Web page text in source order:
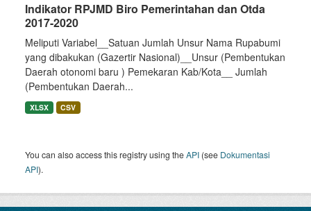
Indikator RPJMD Biro Pemerintahan dan Otda
2017-2020
Meliputi Variabel__Satuan Jumlah Unsur Nama Rupabumi
yang dibakukan (Gazertir Nasional)__Unsur (Pembentukan
Daerah otonomi baru ) Pemekaran Kab/Kota__ Jumlah
(Pembentukan Daerah...
XLSX CSV
You can also access this registry using theAPI (see Dokumentasi
API).